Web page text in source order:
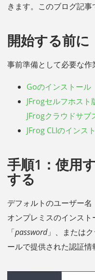
きます。このブログ記事
開始する前に
事前準備として必要な作
Goのインストール
JFrogセルフホス
JFrogクラウドサブ
JFrog CLIのインス
手順1：使用
する
デフォルトのユーザー名
オンプレミスのインス
「password」、または
ールで提供された認証情